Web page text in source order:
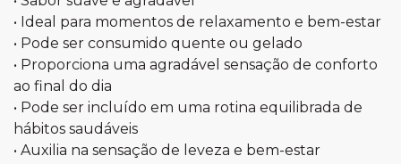
• Ideal para momentos de relaxamento e bem-estar
• Pode ser consumido quente ou gelado
• Proporciona uma agradável sensação de conforto
ao final do dia
• Pode ser incluído em uma rotina equilibrada de
hábitos saudáveis
• Auxilia na sensação de leveza e bem-estar